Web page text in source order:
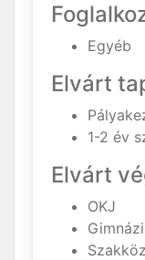
Egyéb
Elvárt
1-2 év
Elvárt
OKJ